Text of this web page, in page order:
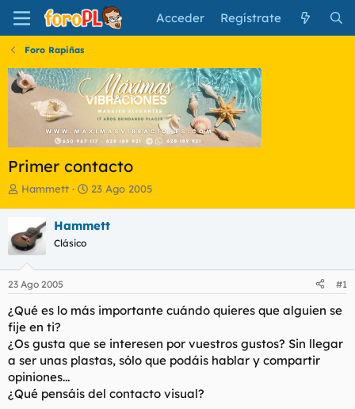
Acceder Regístrate
Foro Rapiñas
Primer contacto
I
c
i
a
d
o
d
e
l
t
e
m
a
Hammett
F
h
e
i
o
23 Ago 2005
Hammett
Clásico
23 Ago 2005 #1
¿Qué es lo más importante cuándo quieres que alguien se
fije en ti?
¿Os gusta que se interesen por vuestros gustos? Sin llegar
a ser unas plastas, sólo que podáis hablar y compartir
opiniones...
¿Qué pensáis del contacto visual?